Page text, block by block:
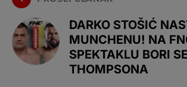
DARKO STOŠIĆ
MUNCHENU! NA
SPEKTAKLU BORI
THOMPSONA